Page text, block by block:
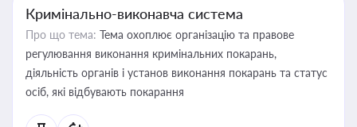
Кримінально-виконавча система
Про що тема: Тема охоплює організацію та правове
регулювання виконання кримінальних покарань,
діяльність органів і установ виконання покарань та статус
осіб, які відбувають покарання